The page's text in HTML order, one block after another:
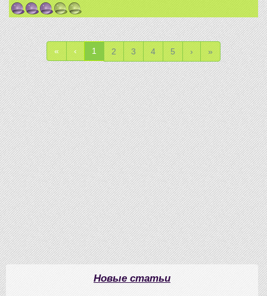
« ‹ 1 2 3 4 5 › »
Новые статьи